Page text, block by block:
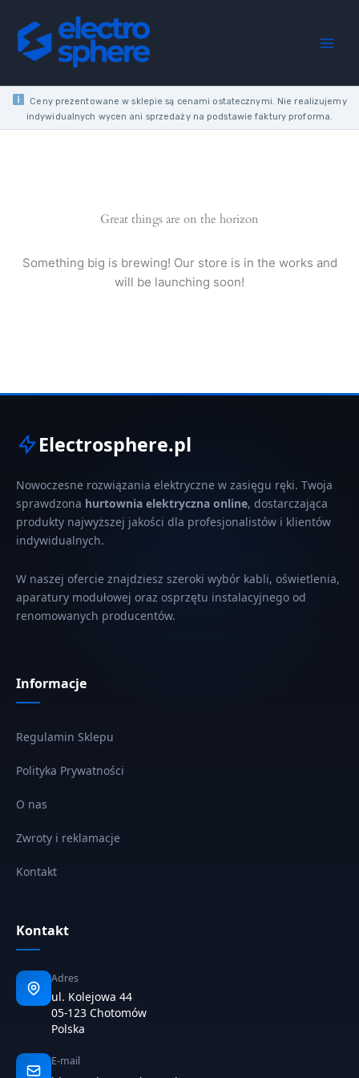
content
Ceny prezentowane w sklepie są cenami ostatecznymi. Nie realizujemy
indywidualnych wycen ani sprzedaży na podstawie faktury proforma.
Great things are on the horizon
Something big is brewing! Our store is in the works and
will be launching soon!
Electrosphere.pl
Nowoczesne rozwiązania elektryczne w zasięgu ręki. Twoja
sprawdzona hurtownia elektryczna online, dostarczająca
produkty najwyższej jakości dla profesjonalistów i klientów
indywidualnych.
W naszej ofercie znajdziesz szeroki wybór kabli, oświetlenia,
aparatury modułowej oraz osprzętu instalacyjnego od
renomowanych producentów.
Informacje
Regulamin Sklepu
Polityka Prywatności
O nas
Zwroty i reklamacje
Kontakt
Kontakt
Adres
ul. Kolejowa 44
05-123 Chotomów
Polska
E-mail
TRANSPARENT
CORRUGATED
PIPE
PP
quantity